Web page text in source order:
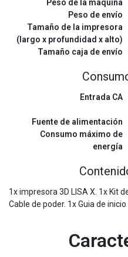
Peso de la máquina
Peso de envío
Tamaño de la impresora
(largo x profundidad x alto)
Tamaño caja de envío
Entrada CA
Fuente de alimentación
Consumo máximo de
energía
1x impresora 3D LISA X. 1x Kit
Cable de poder. 1x Guia de inicio